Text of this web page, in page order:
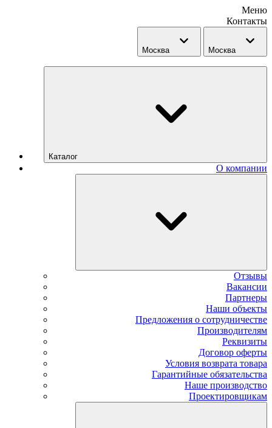
Меню
Контакты
Москва Москва
Каталог
О компании
Отзывы
Вакансии
Партнеры
Наши объекты
Предложения о сотрудничестве
Производителям
Реквизиты
Договор оферты
Условия возврата товара
Гарантийные обязательства
Наше производство
Проектировщикам